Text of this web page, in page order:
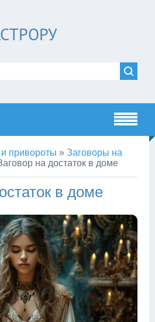
привороты » Заговоры на
на достаток в доме
в доме